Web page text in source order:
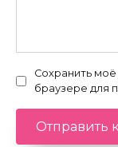
Сохранить
браузере для